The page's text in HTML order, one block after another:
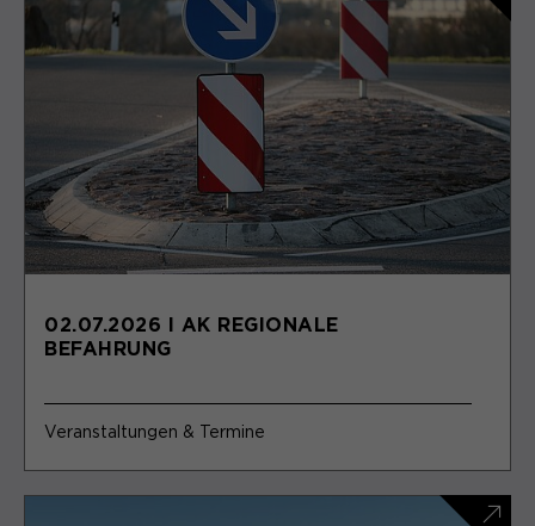
02.07.2026 I AK REGIONALE
BEFAHRUNG
Veranstaltungen & Termine